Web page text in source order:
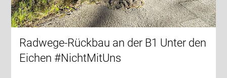
Radwege-Rückbau an der B1 Unter den
Eichen #NichtMitUns